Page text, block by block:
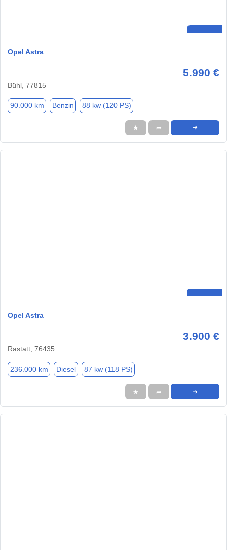
Opel Astra
5.990 €
Bühl, 77815
90.000 km Benzin 88 kw (120 PS)
★ ➦ ➜
Opel Astra
3.900 €
Rastatt, 76435
236.000 km Diesel 87 kw (118 PS)
★ ➦ ➜